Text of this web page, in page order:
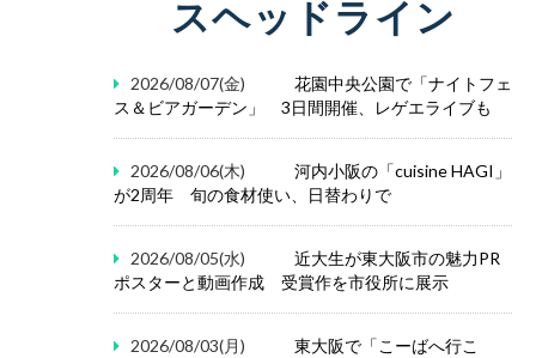
スヘッドライン
2026/08/07(金)
花園中央公園で「ナイトフェ
ス＆ビアガーデン」 3日間開催、レゲエライブも
2026/08/06(木)
河内小阪の「cuisine HAGI」
が2周年 旬の食材使い、日替わりで
2026/08/05(水)
近大生が東大阪市の魅力PR
ポスターと動画作成 受賞作を市役所に展示
2026/08/03(月)
東大阪で「こーばへ行こ